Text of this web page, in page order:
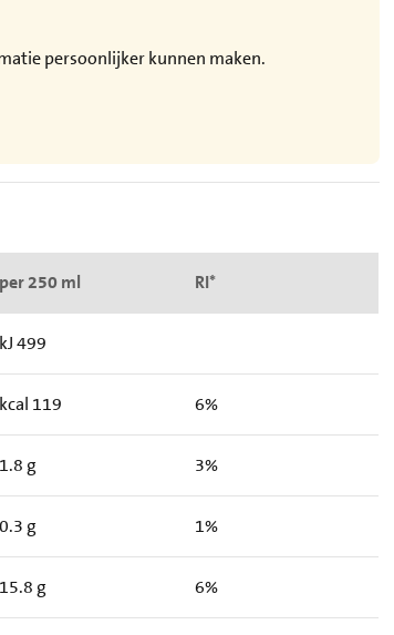
persoonlijker kunnen maken.
per 250 ml RI*
kJ 499
kcal 119 6%
1.8 g 3%
0.3 g 1%
15.8 g 6%